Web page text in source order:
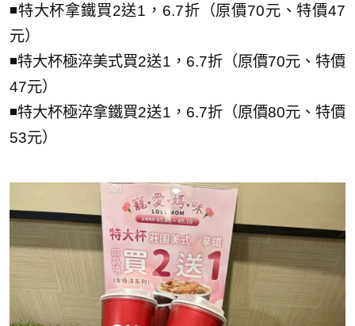
◾特大杯拿鐵買2送1，6.7折（原價70元、特價47
元）
◾特大杯極淬美式買2送1，6.7折（原價70元、特價
47元）
◾特大杯極淬拿鐵買2送1，6.7折（原價80元、特價
53元）